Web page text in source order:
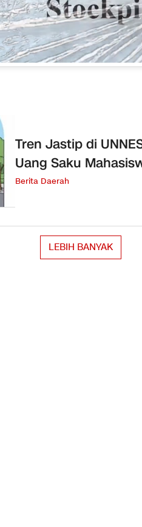
Tren Jastip di
Uang Saku
Berita Daerah
LEBIH BANYAK